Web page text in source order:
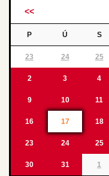
<<
P Ú S
23 24 25
2 3 4
9 10 11
16 17 18
23 24 25
30 31 1